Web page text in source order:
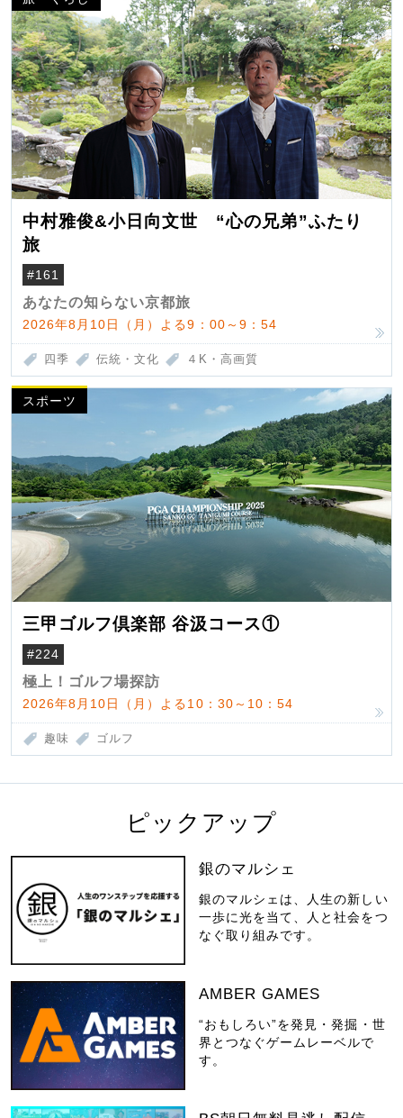
中村雅俊&小日向文世 “心の兄弟”ふたり
旅
#161
あなたの知らない京都旅
2026年8月10日（月）よる9：00～9：54
四季 伝統・文化 ４K・高画質
スポーツ
三甲ゴルフ倶楽部 谷汲コース①
#224
極上！ゴルフ場探訪
2026年8月10日（月）よる10：30～10：54
趣味 ゴルフ
ピックアップ
銀のマルシェ
銀のマルシェは、人生の新しい
一歩に光を当て、人と社会をつ
なぐ取り組みです。
AMBER GAMES
“おもしろい”を発見・発掘・世
界とつなぐゲームレーベルで
す。